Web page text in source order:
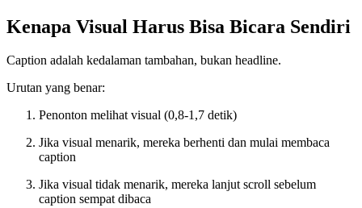
Kenapa Visual Harus Bisa Bicara Sendiri
Caption adalah kedalaman tambahan, bukan headline.
Urutan yang benar:
Penonton melihat visual (0,8-1,7 detik)
Jika visual menarik, mereka berhenti dan mulai membaca
caption
Jika visual tidak menarik, mereka lanjut scroll sebelum
caption sempat dibaca